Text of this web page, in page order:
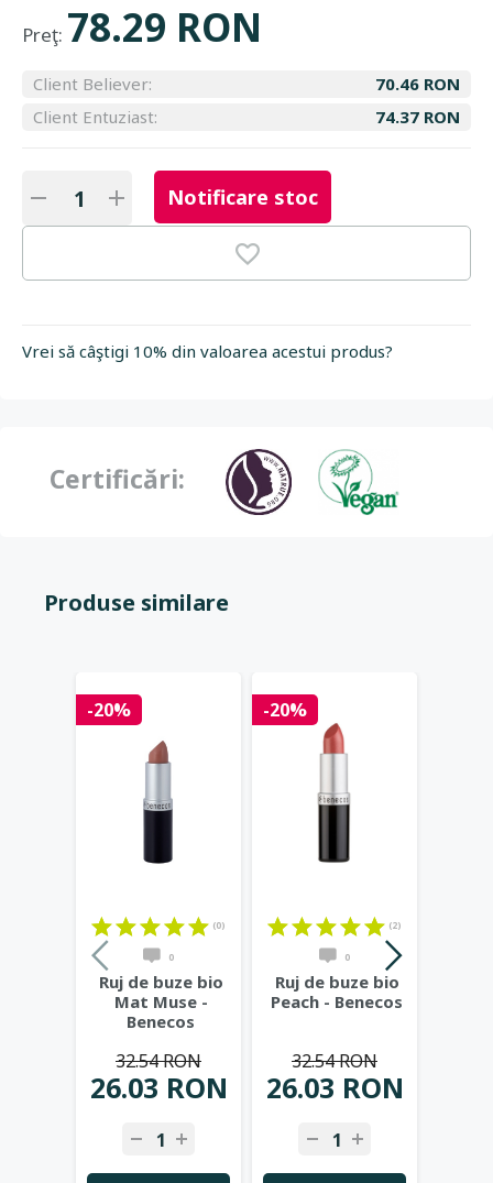
Preţ: 78.29 RON
Client Believer:
70.46 RON
Client Entuziast:
74.37 RON
Notificare stoc
Vrei să câştigi 10% din valoarea acestui produs?
Certificări:
Produse similare
-20%
(0)
0
Ruj de buze bio
Mat Muse -
Benecos
26.03 RON
32.54 RON
-20%
(2)
0
Ruj de buze bio
Peach - Benecos
26.03 RON
32.54 RON
+ +